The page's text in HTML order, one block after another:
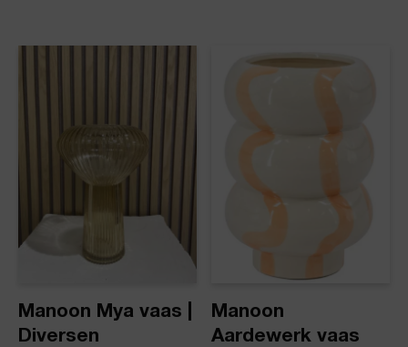
Manoon Mya vaas |
Diversen
Manoon
Aardewerk vaas